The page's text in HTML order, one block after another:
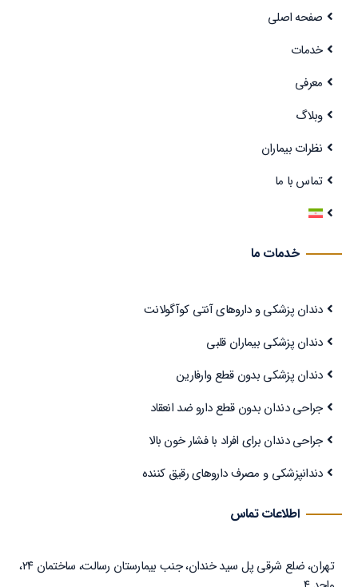
صفحه اصلی
خدمات
معرفی
وبلاگ
نظرات بیماران
تماس با ما
خدمات ما
دندان پزشکی و داروهای آنتی کوآگولانت
دندان پزشکی بیماران قلبی
دندان پزشکی بدون قطع وارفارین
جراحی دندان بدون قطع دارو ضد انعقاد
جراحی دندان برای افراد با فشار خون بالا
دندانپزشکی و مصرف داروهای رقیق کننده
اطلاعات تماس
تهران، ضلع شرقی پل سید خندان، جنب بیمارستان رسالت، ساختمان ۲۴،